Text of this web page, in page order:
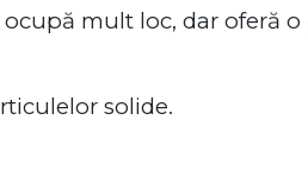
mult loc, dar oferă
solide.